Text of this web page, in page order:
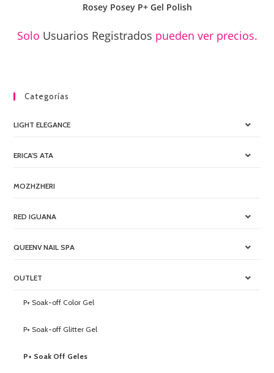
Rosey Posey P+ Gel Polish
Solo Usuarios Registrados pueden ver precios.
Categorías
LIGHT ELEGANCE
ERICA'S ATA
MOZHZHERI
RED IGUANA
QUEENV NAIL SPA
OUTLET
P+ Soak-off Color Gel
P+ Soak-off Glitter Gel
P+ Soak Off Geles